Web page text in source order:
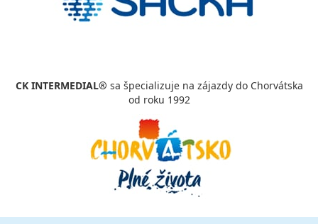
CK INTERMEDIAL® sa špecializuje na zájazdy do Chorvátska
od roku 1992